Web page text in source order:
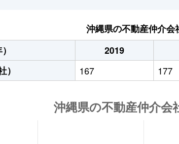
沖縄県の不動産仲介会
2019
）
167 177